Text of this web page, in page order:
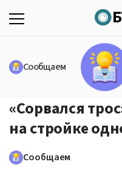
Сообщаем
«Сорвался
на стройке
Сообщаем